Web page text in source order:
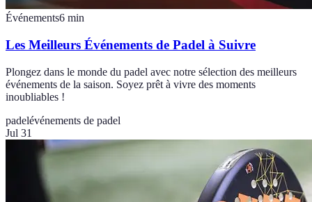
Événements6 min
Les Meilleurs Événements de Padel à Suivre
Plongez dans le monde du padel avec notre sélection des meilleurs
événements de la saison. Soyez prêt à vivre des moments
inoubliables !
padelévénements de padel
Jul 31